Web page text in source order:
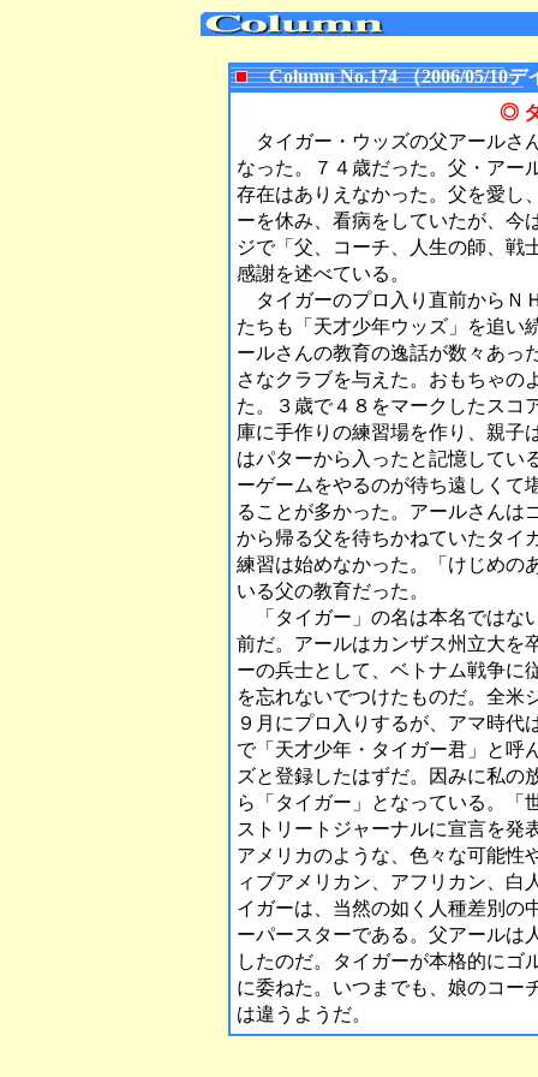
Column No.174 （2006/05/10デ
◎
タイガー・ウッズの父アールさ
なった。７４歳だった。父・アー
存在はありえなかった。父を愛し
ーを休み、看病をしていたが、今
ジで「父、コーチ、人生の師、戦
感謝を述べている。
タイガーのプロ入り直前からＮ
たちも「天才少年ウッズ」を追い
ールさんの教育の逸話が数々あっ
さなクラブを与えた。おもちゃの
た。３歳で４８をマークしたスコ
庫に手作りの練習場を作り、親子
はパターから入ったと記憶してい
ーゲームをやるのが待ち遠しくて
ることが多かった。アールさんは
から帰る父を待ちかねていたタイ
練習は始めなかった。「けじめの
いる父の教育だった。
「タイガー」の名は本名ではな
前だ。アールはカンザス州立大を
ーの兵士として、ベトナム戦争に
を忘れないでつけたものだ。全米
９月にプロ入りするが、アマ時代
で「天才少年・タイガー君」と呼
ズと登録したはずだ。因みに私の
ら「タイガー」となっている。「
ストリートジャーナルに宣言を発
アメリカのような、色々な可能性
ィブアメリカン、アフリカン、白
イガーは、当然の如く人種差別の
ーパースターである。父アールは
したのだ。タイガーが本格的にゴ
に委ねた。いつまでも、娘のコー
は違うようだ。